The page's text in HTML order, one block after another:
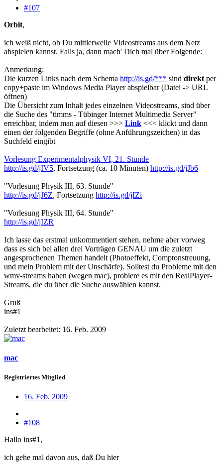
#107
Orbit,
ich weiß nicht, ob Du mittlerweile Videostreams aus dem Netz
abspielen kannst. Falls ja, dann mach' Dich mal über Folgende:
Anmerkung:
Die kurzen Links nach dem Schema http://is.gd/*** sind direkt per
copy+paste im Windows Media Player abspielbar (Datei -> URL
öffnen)
Die Übersicht zum Inhalt jedes einzelnen Videostreams, sind über
die Suche des "timms - Tübinger Internet Multimedia Server"
erreichbar, indem man auf diesen >>> Link <<< klickt und dann
einen der folgenden Begriffe (ohne Anführungszeichen) in das
Suchfeld eingibt
Vorlesung Experimentalphysik VI, 21. Stunde
http://is.gd/jIV5, Fortsetzung (ca. 10 Minuten) http://is.gd/jJb6
"Vorlesung Physik III, 63. Stunde"
http://is.gd/jJ6Z, Fortsetzung http://is.gd/jIZi
"Vorlesung Physik III, 64. Stunde"
http://is.gd/jIZR
Ich lasse das erstmal unkommentiert stehen, nehme aber vorweg
dass es sich bei allen drei Vorträgen GENAU um die zuletzt
angesprochenen Themen handelt (Photoeffekt, Comptonstreuung,
und mein Problem mit der Unschärfe). Solltest du Probleme mit den
wmv-streams haben (wegen mac), probiere es mit den RealPlayer-
Streams, die du über die Suche auswählen kannst.
Gruß
ins#1
Zuletzt bearbeitet: 16. Feb. 2009
mac
Registriertes Mitglied
16. Feb. 2009
#108
Hallo ins#1,
ich gehe mal davon aus, daß Du hier